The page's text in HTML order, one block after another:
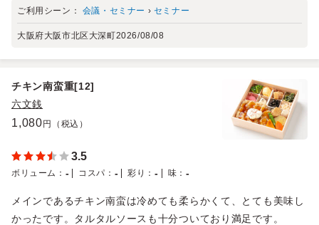
ご利用シーン： 会議・セミナー › セミナー
大阪府大阪市北区大深町2026/08/08
チキン南蛮重[12]
六文銭
1,080円（税込）
3.5
ボリューム ： - コスパ ： - 彩り ：- 味 ： -
メインであるチキン南蛮は冷めても柔らかくて、とても美味し
かったです。タルタルソースも十分ついており満足です。